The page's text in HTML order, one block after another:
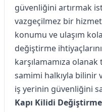
güvenliğini artırmak
vazgeçilmez bir
konumu ve ulaşım
değiştirme
karşılamamıza
samimi halkıyla bilinir
iş yerinin güvenliğini
Kapı Kilidi Değiştirme